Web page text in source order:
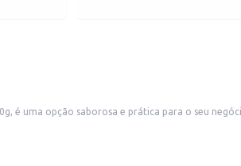
Sua embalagem compacta é ideal para revenda em pequenos comércios, como